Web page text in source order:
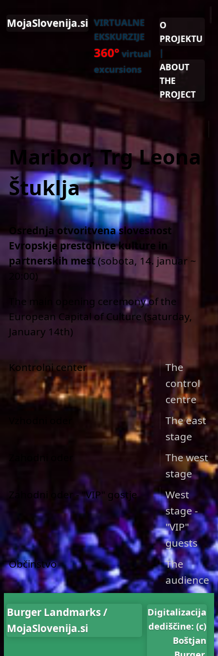
MojaSlovenija.si VIRTUALNE
EKSKURZIJE
360° virtual
excursions
O
PROJEKTU
|
ABOUT
THE
PROJECT
Maribor, Trg Leona
Štuklja
Osrednja otvoritvena slovesnost
Evropskje prestolnice kulture in
partnerskih mest(sobota, 14. januar ~
20:00)
The main opening ceremony of the
European Capital of Culture (saturday,
January 14th)
Kontrolni center
The
control
centre
The east
stage
Zahodni oder
The west
stage
Zahodni oder - "VIP" gostje
West
stage -
"VIP"
guests
Občinstvo
The
audience
Burger Landmarks /
MojaSlovenija.si
Digitalizacija
dediščine: (c)
Boštjan